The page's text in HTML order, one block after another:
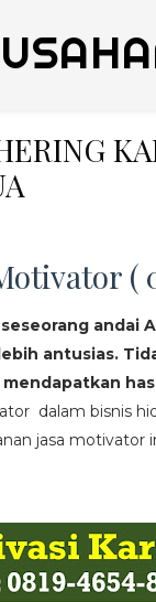
(
andai
antusias.
dalam bisnis
jasa